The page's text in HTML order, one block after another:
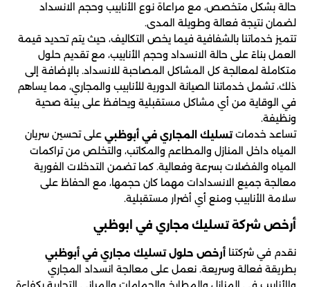
حالة بشكل متخصص، مع مراعاة نوع الأنابيب وحجم الانسداد
لضمان نتيجة فعالة وطويلة المدى.
تتميز خدماتنا بالشفافية فيما يخص التكاليف، حيث يتم تحديد قيمة
العمل بناءً على حالة الانسداد وحجم الأنابيب، مع تقديم حلول
متكاملة لمعالجة كل المشاكل المصاحبة للانسداد. بالإضافة إلى
ذلك، تشمل خدماتنا الصيانة الدورية للأنابيب والمجاري، مما يساهم
في الوقاية من أي مشاكل مستقبلية ويحافظ على بيئة صحية
ونظيفة.
تساعد خدماتتسليك المجاري في أبوظبي على تحسين سريان
المياه داخل المنازل والمطاعم والمكاتب، والتخلص من تراكمات
المياه والفضلات بسرعة وفعالية. كما تضمن التدخلات الفورية
معالجة جميع الانسدادات مهما كان حجمها، مع الحفاظ على
سلامة الأنابيب ومنع أي أضرار مستقبلية.
أرخص شركة تسليك مجاري في ابوظبي
نقدم في شركتنا أرخص حلول تسليك مجاري في أبوظبي
بطريقة فعالة وسريعة. نعمل على معالجة انسداد المجاري